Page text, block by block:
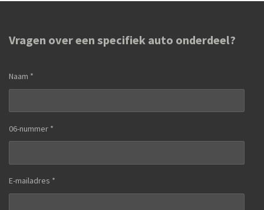
Vragen over een specifiek auto onderdeel?
Naam *
06-nummer *
E-mailadres *